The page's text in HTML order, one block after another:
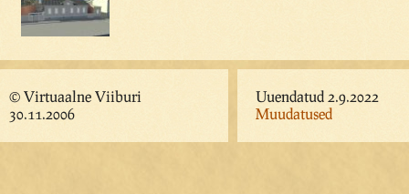
© Virtuaalne Viiburi
30.11.2006
Uuendatud 2.9.2022
Muudatused